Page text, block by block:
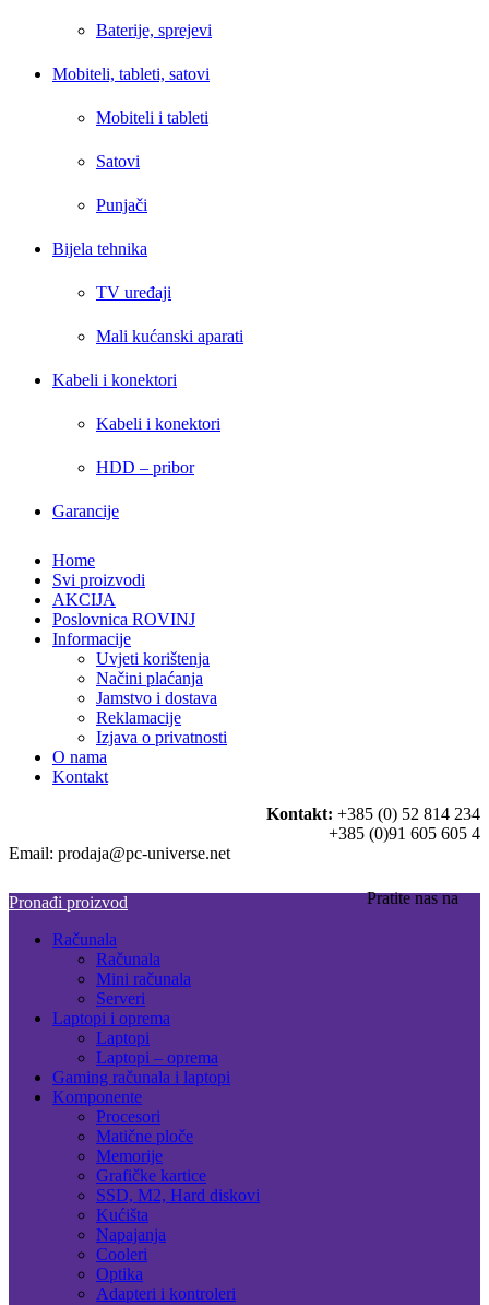
Baterije, sprejevi
Mobiteli, tableti, satovi
Mobiteli i tableti
Satovi
Punjači
Bijela tehnika
TV uređaji
Mali kućanski aparati
Kabeli i konektori
Kabeli i konektori
HDD – pribor
Garancije
Home
Svi proizvodi
AKCIJA
Poslovnica ROVINJ
Informacije
Uvjeti korištenja
Načini plaćanja
Jamstvo i dostava
Reklamacije
Izjava o privatnosti
O nama
Kontakt
Kontakt: +385 (0) 52 814 234
+385 (0)91 605 605 4
Email: prodaja@pc-universe.net
Pratite nas na
Pronađi proizvod
Računala
Računala
Mini računala
Serveri
Laptopi i oprema
Laptopi
Laptopi – oprema
Gaming računala i laptopi
Komponente
Procesori
Matične ploče
Memorije
Grafičke kartice
SSD, M2, Hard diskovi
Kućišta
Napajanja
Cooleri
Optika
Adapteri i kontroleri